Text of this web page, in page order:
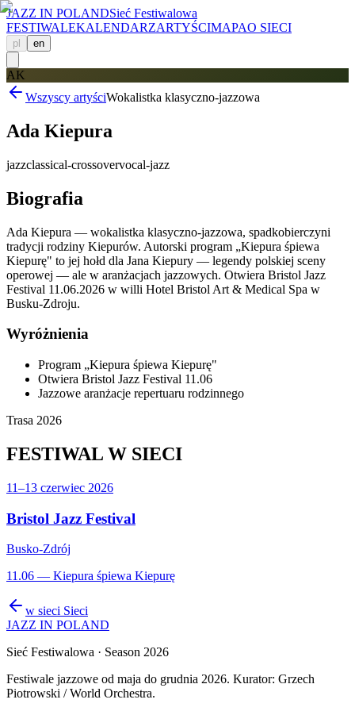
JAZZ IN POLANDSieć Festiwalowa
FESTIWALEKALENDARZARTYŚCIMAPAO SIECI
pl en
AK
Wszyscy artyściWokalistka klasyczno-jazzowa
Ada Kiepura
jazzclassical-crossovervocal-jazz
Biografia
Ada Kiepura — wokalistka klasyczno-jazzowa, spadkobierczyni
tradycji rodziny Kiepurów. Autorski program „Kiepura śpiewa
Kiepurę" to jej hołd dla Jana Kiepury — legendy polskiej sceny
operowej — ale w aranżacjach jazzowych. Otwiera Bristol Jazz
Festival 11.06.2026 w willi Hotel Bristol Art & Medical Spa w
Busku-Zdroju.
Wyróżnienia
Program „Kiepura śpiewa Kiepurę"
Otwiera Bristol Jazz Festival 11.06
Jazzowe aranżacje repertuaru rodzinnego
Trasa 2026
FESTIWAL W SIECI
11–13 czerwiec 2026
Bristol Jazz Festival
Busko-Zdrój
11.06 — Kiepura śpiewa Kiepurę
w sieci Sieci
JAZZ IN POLAND
Sieć Festiwalowa · Season 2026
Festiwale jazzowe od maja do grudnia 2026. Kurator: Grzech
Piotrowski / World Orchestra.